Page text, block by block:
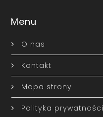
Menu
O nas
Kontakt
Mapa strony
Polityka prywatności